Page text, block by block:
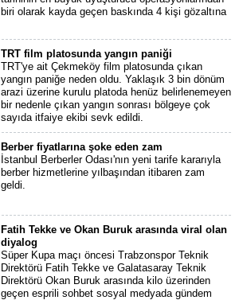
biri olarak kayda geçen baskında 4 kişi gözaltına
TRT film platosunda yangın paniği
TRT'ye ait Çekmeköy film platosunda çıkan
yangın paniğe neden oldu. Yaklaşık 3 bin dönüm
arazi üzerine kurulu platoda henüz belirlenemeyen
bir nedenle çıkan yangın sonrası bölgeye çok
sayıda itfaiye ekibi sevk edildi.
Berber fiyatlarına şoke eden zam
İstanbul Berberler Odası'nın yeni tarife kararıyla
berber hizmetlerine yılbaşından itibaren zam
geldi.
Fatih Tekke ve Okan Buruk arasında viral olan
diyalog
Süper Kupa maçı öncesi Trabzonspor Teknik
Direktörü Fatih Tekke ve Galatasaray Teknik
Direktörü Okan Buruk arasında kilo üzerinden
geçen esprili sohbet sosyal medyada gündem